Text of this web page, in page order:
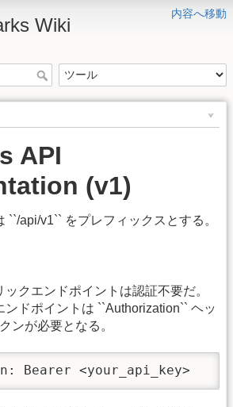
内容へ移動
Wiki
API
(v1)
``/api/v1`` をプレフィックスとする。
クエンドポイントは認証不要だ。
ドポイントは ``Authorization`` ヘッ
ンが必要となる。
Bearer <your_api_key>